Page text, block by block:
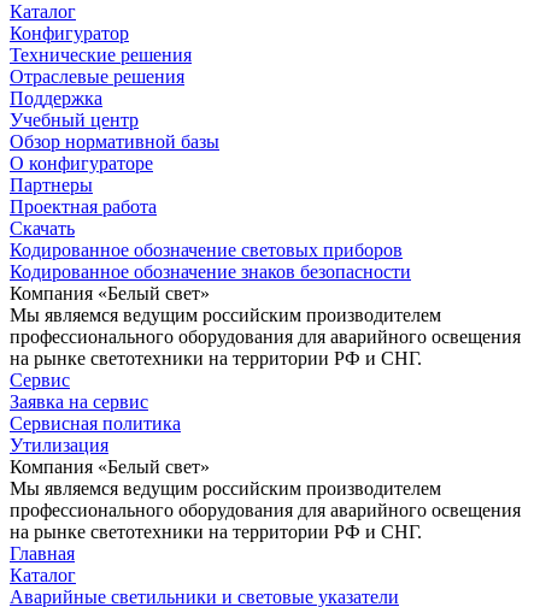
Каталог
Конфигуратор
Технические решения
Отраслевые решения
Поддержка
Учебный центр
Обзор нормативной базы
О конфигураторе
Партнеры
Проектная работа
Скачать
Кодированное обозначение световых приборов
Кодированное обозначение знаков безопасности
Компания «Белый свет»
Мы являемся ведущим российским производителем
профессионального оборудования для аварийного освещения
на рынке светотехники на территории РФ и СНГ.
Сервис
Заявка на сервис
Сервисная политика
Утилизация
Компания «Белый свет»
Мы являемся ведущим российским производителем
профессионального оборудования для аварийного освещения
на рынке светотехники на территории РФ и СНГ.
Главная
Каталог
Аварийные светильники и световые указатели